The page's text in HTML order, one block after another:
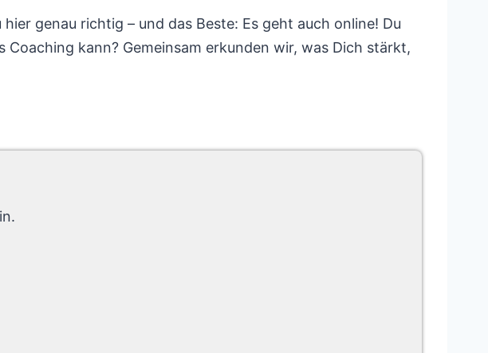
genau richtig – und das Beste: Es geht auch online! Du
kann? Gemeinsam erkunden wir, was Dich stärkt,